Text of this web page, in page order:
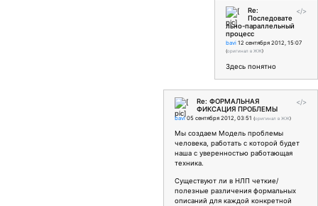
</>
Re:
Последовате
льно-параллельный
процесс
bavi 12 сентября 2012, 15:07
(оригинал в ЖЖ)
Здесь понятно
</>
Re: ФОРМАЛЬНАЯ
ФИКСАЦИЯ ПРОБЛЕМЫ
bavi 05 сентября 2012, 03:51 (оригинал в ЖЖ)
Мы создаем Модель проблемы
человека, работать с которой будет
наша с уверенностью работающая
техника.
Существуют ли в НЛП четкие/
полезные различения формальных
описаний для каждой конкретной